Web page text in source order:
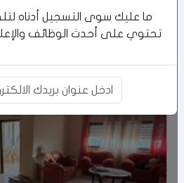
شقه غير مفروشة للبيع
رام الله والبيرة
ما عليك سوى التسجيل أدناه
تحتوي على أحدث الوظائف
بريد الالكتروني